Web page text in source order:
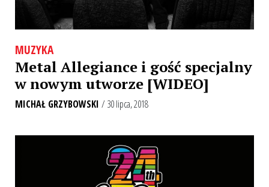
MUZYKA
Metal Allegiance i gość specjalny
w nowym utworze [WIDEO]
MICHAŁ GRZYBOWSKI / 30 lipca, 2018